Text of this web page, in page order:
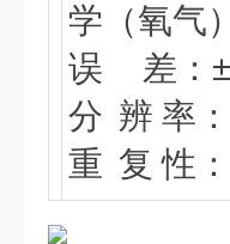
学（氧气）
误 差：
分 辨 率
重 复 性